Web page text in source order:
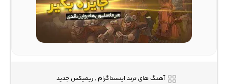
آهنگ های ترند اینستاگرام , ریمیکس جدید